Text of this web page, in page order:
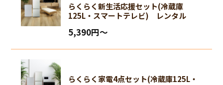
らくらく新生活応援セット(冷蔵庫
125L・スマートテレビ) レンタル
5,390円〜
らくらく家電4点セット(冷蔵庫125L・